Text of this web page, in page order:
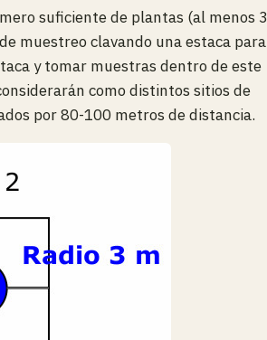
suficiente de plantas (al menos 3
muestreo clavando una estaca para
y tomar muestras dentro de este
como distintos sitios de
por 80-100 metros de distancia.